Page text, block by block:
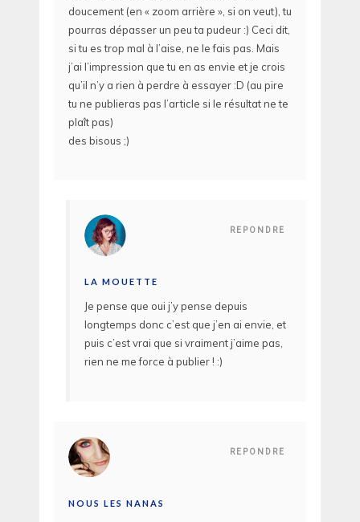
doucement (en « zoom arrière », si on veut), tu
pourras dépasser un peu ta pudeur :) Ceci dit,
si tu es trop mal à l’aise, ne le fais pas. Mais
j’ai l’impression que tu en as envie et je crois
qu’il n’y a rien à perdre à essayer :D (au pire
tu ne publieras pas l’article si le résultat ne te
plaît pas)
des bisous ;)
REPONDRE
LA MOUETTE
Je pense que oui j’y pense depuis
longtemps donc c’est que j’en ai envie, et
puis c’est vrai que si vraiment j’aime pas,
rien ne me force à publier ! :)
REPONDRE
NOUS LES NANAS